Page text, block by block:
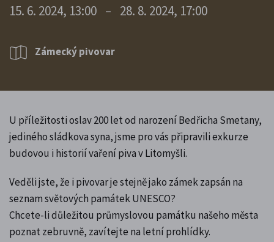
15. 6. 2024, 13:00 – 28. 8. 2024, 17:00
Zámecký pivovar
U příležitosti oslav 200 let od narození Bedřicha Smetany,
jediného sládkova syna, jsme pro vás připravili exkurze
budovou i historií vaření piva v Litomyšli.
Veděli jste, že i pivovar je stejně jako zámek zapsán na
seznam světových památek UNESCO?
Chcete-li důležitou průmyslovou památku našeho města
poznat zebruvně, zavítejte na letní prohlídky.